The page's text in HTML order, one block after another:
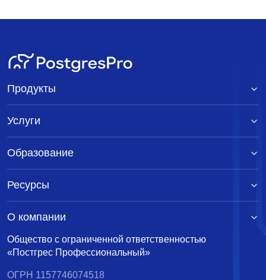
Общество с ограниченной ответственностью
«Постгрес Профессиональный»
ОГРН 1157746074518
Продукты
Услуги
Образование
Ресурсы
О компании